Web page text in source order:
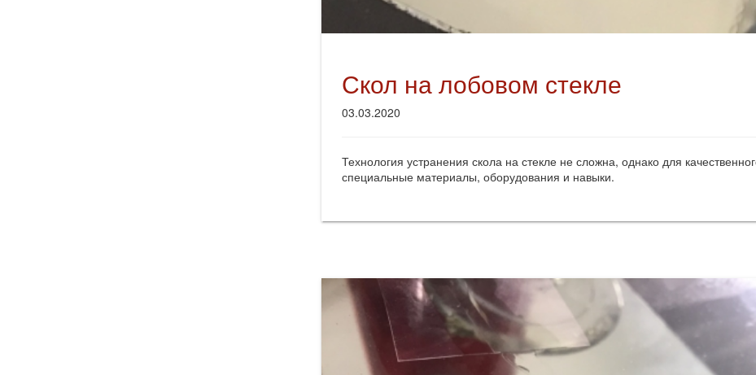
Скол на лобовом стекле
03.03.2020
Технология устранения скола на стекле не сложна, однако для
специальные материалы, оборудования и навыки.